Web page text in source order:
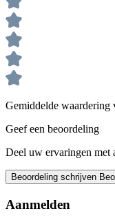
Gemiddelde waardering
Geef een beoordeling
Deel uw ervaringen met
Beoordeling schrijven
Aanmelden